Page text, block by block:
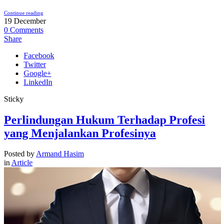
Continue reading
19 December
0 Comments
Share
Facebook
Twitter
Google+
LinkedIn
Sticky
Perlindungan Hukum Terhadap Profesi
yang Menjalankan Profesinya
Posted byArmand Hasim
inArticle